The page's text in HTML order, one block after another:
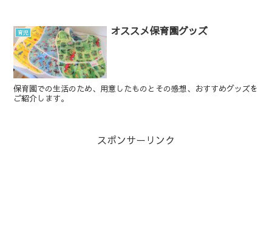
育児 オススメ保育園グッズ
保育園での生活のため、用意したものとその感想、おすすめグッズを
ご紹介します。
スポンサーリンク